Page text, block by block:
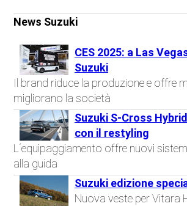
News Suzuki
CES 2025: a Las
Suzuki
Il brand riduce la produzione e offre
migliorano la società
Suzuki S-Cross
con il restyling
L´equipaggiamento offre nuovi
alla guida
Suzuki edizione
Nuova veste per Vitara